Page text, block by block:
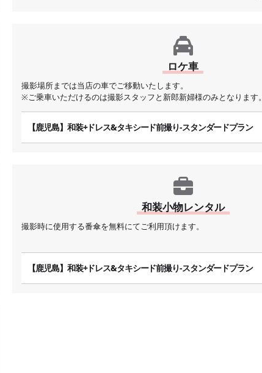
ロケ車
撮影場所までは当店の車でご移動いたします。
※ご乗車いただけるのは撮影スタッフと新郎新婦様のみとなります。
【鹿児島】和装+ドレス&タキシード前撮り-スタンダードプラン
和装小物レンタル
撮影時に使用する番傘を無料にてご利用頂けます。
【鹿児島】和装+ドレス&タキシード前撮り-スタンダードプラン